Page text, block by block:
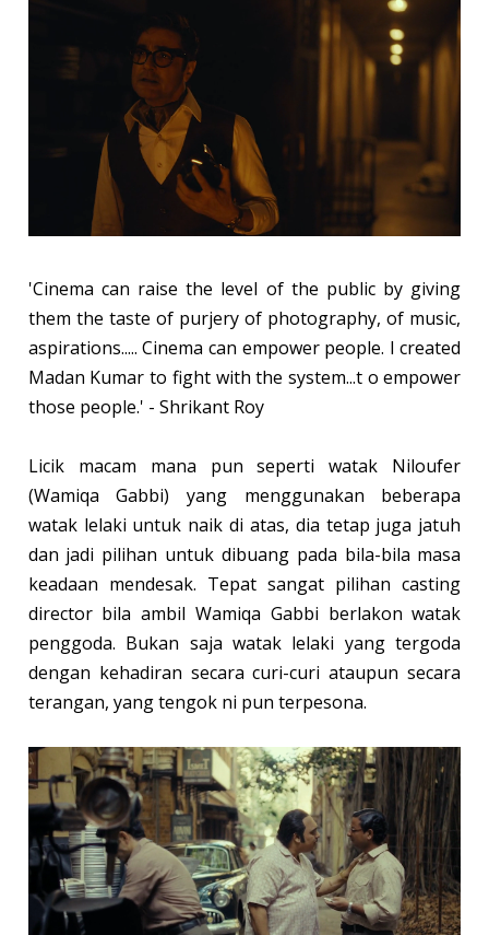
'Cinema can raise the level of the public by giving
them the taste of purjery of photography, of music,
aspirations..... Cinema can empower people. I created
Madan Kumar to fight with the system...t o empower
those people.' - Shrikant Roy
Licik macam mana pun seperti watak Niloufer
(Wamiqa Gabbi) yang menggunakan beberapa
watak lelaki untuk naik di atas, dia tetap juga jatuh
dan jadi pilihan untuk dibuang pada bila-bila masa
keadaan mendesak. Tepat sangat pilihan casting
director bila ambil Wamiqa Gabbi berlakon watak
penggoda. Bukan saja watak lelaki yang tergoda
dengan kehadiran secara curi-curi ataupun secara
terangan, yang tengok ni pun terpesona.